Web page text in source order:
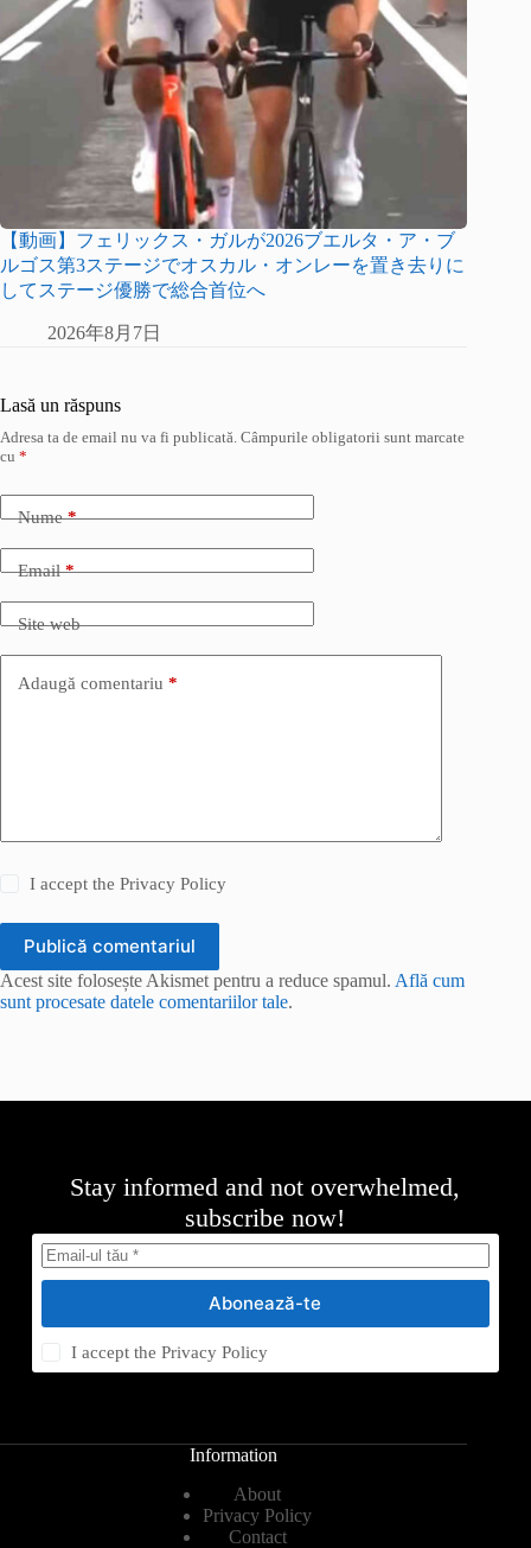
【動画】フェリックス・ガルが2026ブエルタ・ア・ブ
ルゴス第3ステージでオスカル・オンレーを置き去りに
してステージ優勝で総合首位へ
2026年8月7日
Lasă un răspuns
Adresa ta de email nu va fi publicată. Câmpurile obligatorii sunt marcate
cu *
Nume*
Email*
Site web
Adaugă comentariu *
I accept thePrivacy Policy
Publică comentariul
Acest site folosește Akismet pentru a reduce spamul. Află cum
sunt procesate datele comentariilor tale.
Stay informed and not overwhelmed,
subscribe now!
Abonează-te
I accept thePrivacy Policy
Information
About
Privacy Policy
Contact